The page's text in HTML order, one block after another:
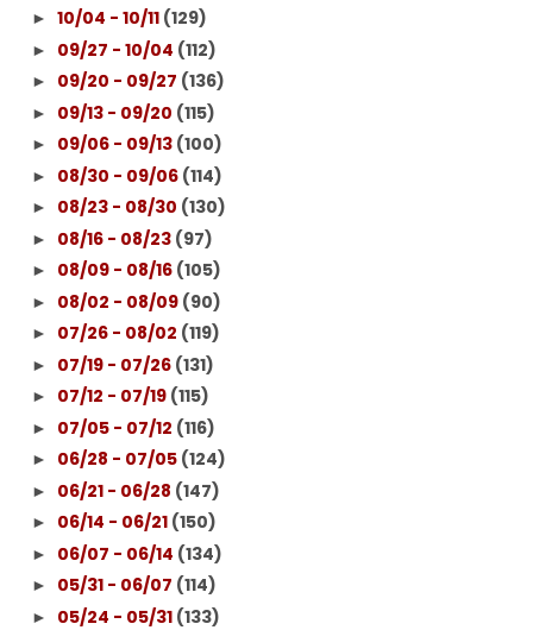
► 10/04 - 10/11 (129)
► 09/27 - 10/04 (112)
► 09/20 - 09/27 (136)
► 09/13 - 09/20 (115)
► 09/06 - 09/13 (100)
► 08/30 - 09/06 (114)
► 08/23 - 08/30 (130)
► 08/16 - 08/23 (97)
► 08/09 - 08/16 (105)
► 08/02 - 08/09 (90)
► 07/26 - 08/02 (119)
► 07/19 - 07/26 (131)
► 07/12 - 07/19 (115)
► 07/05 - 07/12 (116)
► 06/28 - 07/05 (124)
► 06/21 - 06/28 (147)
► 06/14 - 06/21 (150)
► 06/07 - 06/14 (134)
► 05/31 - 06/07 (114)
► 05/24 - 05/31 (133)